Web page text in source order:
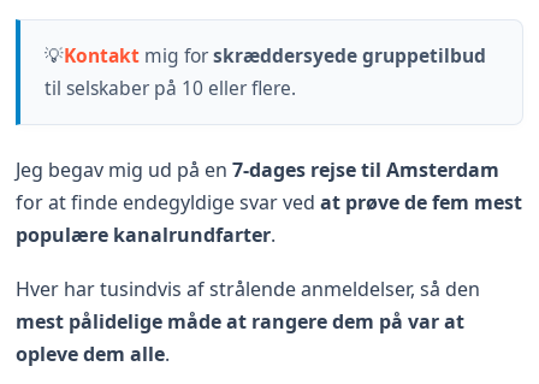
💡Kontakt mig forskræddersyede gruppetilbud
til selskaber på 10 eller flere.
Jeg begav mig ud på en7-dages rejse til Amsterdam
for at finde endegyldige svar vedat prøve de fem mest
populære kanalrundfarter.
Hver har tusindvis af strålende anmeldelser, så den
mest pålidelige måde at rangere dem på var at
opleve dem alle.